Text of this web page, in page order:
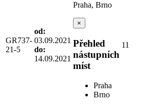
GR737-
21-5
od:
03.09.2021
do:
14.09.2021
Praha, Brno
×
Přehled
nástupních
míst
Praha
Brno
11